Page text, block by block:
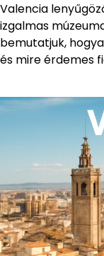
Valencia
izgalmas
bemutatjuk,
és mire érdemes